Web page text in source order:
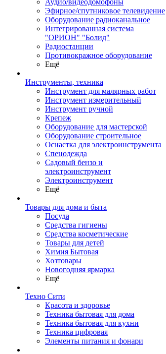
Аудио/видеодомофоны
Эфирное/спутниковое телевидение
Оборудование радиоканальное
Интегрированная система
"ОРИОН" "Болид"
Радиостанции
Противокражное оборудование
Ещё
Инструменты, техника
Инструмент для малярных работ
Инструмент измерительный
Инструмент ручной
Крепеж
Оборудование для мастерской
Оборудование строительное
Оснастка для электроинструмента
Спецодежда
Садовый бензо и
электроинструмент
Электроинструмент
Ещё
Товары для дома и быта
Посуда
Средства гигиены
Средства косметические
Товары для детей
Химия Бытовая
Хозтовары
Новогодняя ярмарка
Ещё
Техно Сити
Красота и здоровье
Техника бытовая для дома
Техника бытовая для кухни
Техника цифровая
Элементы питания и фонари